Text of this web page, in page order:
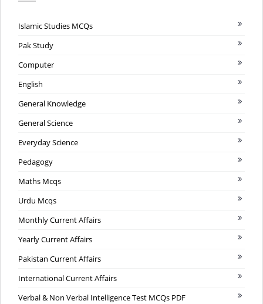
Islamic Studies MCQs
Pak Study
Computer
English
General Knowledge
General Science
Everyday Science
Pedagogy
Maths Mcqs
Urdu Mcqs
Monthly Current Affairs
Yearly Current Affairs
Pakistan Current Affairs
International Current Affairs
Verbal & Non Verbal Intelligence Test MCQs PDF